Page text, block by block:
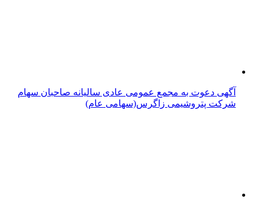
آگهی دعوت به مجمع عمومی عادی سالیانه صاحبان سهام
شرکت پتروشیمی زاگرس(سهامی عام)